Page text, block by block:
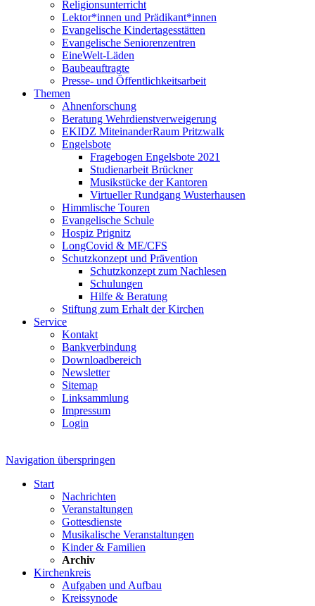
Religionsunterricht
Lektor*innen und Prädikant*innen
Evangelische Kindertagesstätten
Evangelische Seniorenzentren
EineWelt-Läden
Baubeauftragte
Presse- und Öffentlichkeitsarbeit
Themen
Ahnenforschung
Beratung Wehrdienstverweigerung
EKIDZ MiteinanderRaum Pritzwalk
Engelsbote
Fragebogen Engelsbote 2021
Studienarbeit Brückner
Musikstücke der Kantoren
Virtueller Rundgang Wusterhausen
Himmlische Touren
Evangelische Schule
Hospiz Prignitz
LongCovid & ME/CFS
Schutzkonzept und Prävention
Schutzkonzept zum Nachlesen
Schulungen
Hilfe & Beratung
Stiftung zum Erhalt der Kirchen
Service
Kontakt
Bankverbindung
Downloadbereich
Newsletter
Sitemap
Linksammlung
Impressum
Login
Navigation überspringen
Start
Nachrichten
Veranstaltungen
Gottesdienste
Musikalische Veranstaltungen
Kinder & Familien
Archiv
Kirchenkreis
Aufgaben und Aufbau
Kreissynode